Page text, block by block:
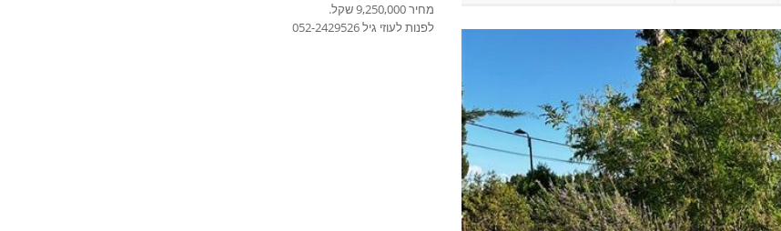
מחיר 9,250,000 שקל.
לפנות לעוזי גיל 052-2429526